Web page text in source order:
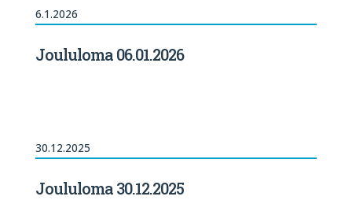
6.1.2026
Joululoma 06.01.2026
30.12.2025
Joululoma 30.12.2025